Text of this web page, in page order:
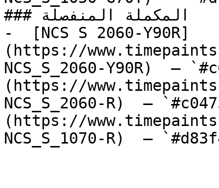
### المكملة المنفصلة
-  [NCS S 2060-Y90R]
(https://
NCS_S_2060-Y90R)  —
(https://
NCS_S_2060-R)  —
(https://
NCS_S_1070-R)  —